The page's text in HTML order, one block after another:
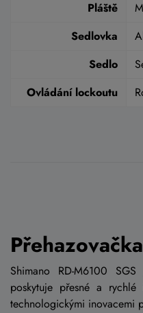
Pláště
Sedlovka
Sedlo
Ovládání lockoutu
Shimano RD-M6100
poskytuje přesné a
technologickými inovacemi